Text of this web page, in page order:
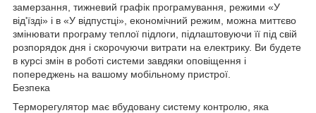
замерзання, тижневий графік програмування, режими «У
від'їзді» і в «У відпустці», економічний режим, можна миттєво
змінювати програму теплої підлоги, підлаштовуючи її під свій
розпорядок дня і скорочуючи витрати на електрику. Ви будете
в курсі змін в роботі системи завдяки оповіщення і
попереджень на вашому мобільному пристрої.
Безпека
Терморегулятор має вбудовану систему контролю, яка